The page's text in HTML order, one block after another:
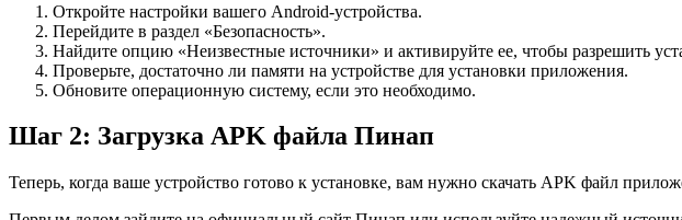
Откройте настройки вашего Android-устройства.
Перейдите в раздел «Безопасность».
Найдите опцию «Неизвестные источники» и активируйте ее, чтобы разрешить
Проверьте, достаточно ли памяти на устройстве для установки приложения.
Обновите операционную систему, если это необходимо.
Шаг 2: Загрузка APK файла Пинап
Теперь, когда ваше устройство готово к установке, вам нужно скачать APK файл